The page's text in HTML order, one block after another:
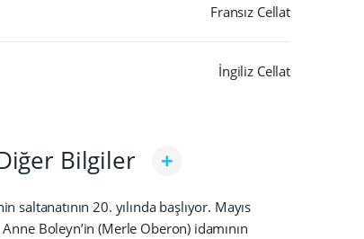
Fransız Cellat
İngiliz Cellat
Bilgiler
saltanatının 20. yılında başlıyor. Mayıs
Anne Boleyn’in (Merle Oberon) idamının